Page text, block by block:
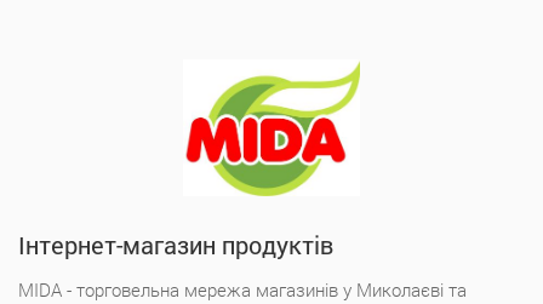
Інтернет-магазин продуктів
MIDA - торговельна мережа магазинів у Миколаєві та